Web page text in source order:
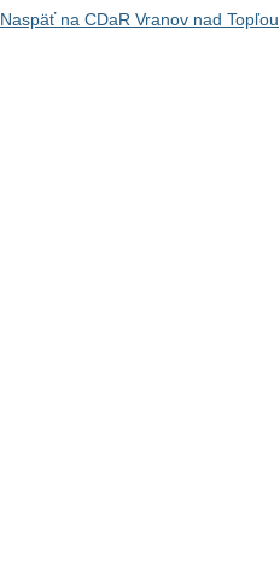
Naspäť na CDaR Vranov nad